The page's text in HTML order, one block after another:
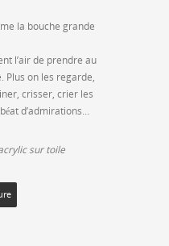
la bouche grande
l’air de prendre au
Plus on les regarde,
crisser, crier les
d’admirations…
sur toile